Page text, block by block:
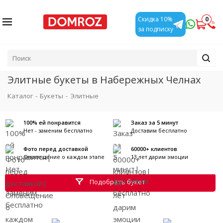
Скидка 10%
за подписку
0
Элитные букеты в Набережных Челнах
Каталог - Букеты - Элитные
100% ей понравится
Нет - заменим бесплатно
Заказ за 5 минут
Доставим бесплатно
Фото перед доставкой
Оповещение о каждом этапе
60000+ клиентов
13 лет дарим эмоции
Подобрать букет